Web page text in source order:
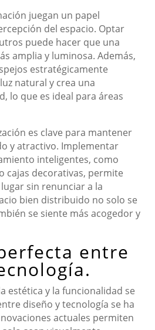
juegan un papel
del espacio. Optar
puede hacer que una
amplia y luminosa. Además,
estratégicamente
natural y crea una
lo que es ideal para áreas
es clave para mantener
y atractivo. Implementar
inteligentes, como
cajas decorativas, permite
sin renunciar a la
bien distribuido no solo se
se siente más acogedor y
entre
estética y la funcionalidad se
diseño y tecnología se ha
actuales permiten